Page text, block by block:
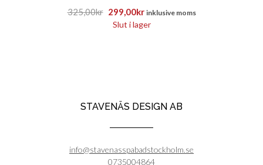
325,00kr Det
ursprungliga
299,00krDet
nuvarande
inklusive moms
Slut i lager
STAVENÄS DESIGN AB
info@stavenasspabadstockholm.se
0735004864